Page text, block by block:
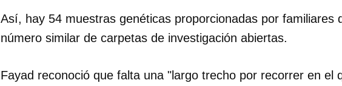
Guardar como favorito
Así, hay 54 muestras genéticas proporcionadas por familiares
número similar de carpetas de investigación abiertas.
Fayad reconoció que falta una "largo trecho por recorrer en el